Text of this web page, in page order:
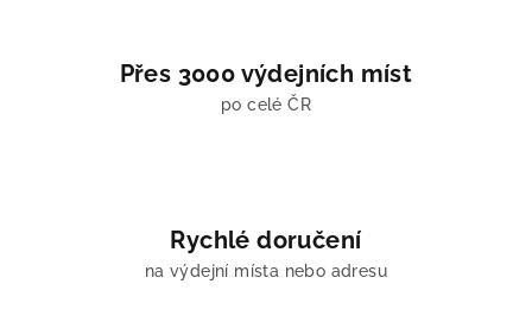
Přes 3000 výdejních míst
po celé ČR
Rychlé doručení
na výdejní místa nebo adresu